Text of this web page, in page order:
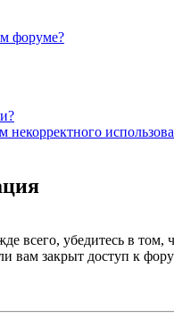
форуме?
некорректного
всего, убедитесь в том,
вам закрыт доступ к